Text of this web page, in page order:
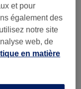
et pour
également des
notre site
web, de
en matière